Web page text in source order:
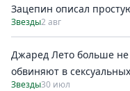
Зацепин описал
Звезды2 авг
Джаред Лето больше не
обвиняют в
Звезды30 июл